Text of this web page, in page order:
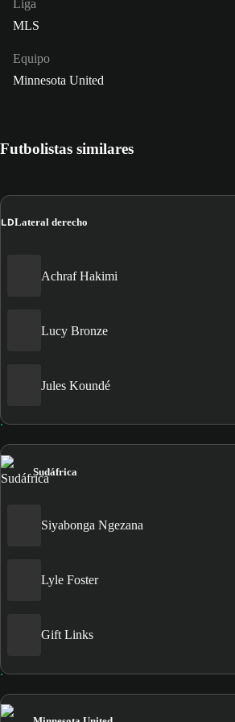
Liga
MLS
Equipo
Minnesota United
Futbolistas similares
LDLateral derecho
Achraf Hakimi
Lucy Bronze
Jules Koundé
Sudáfrica
Siyabonga Ngezana
Lyle Foster
Gift Links